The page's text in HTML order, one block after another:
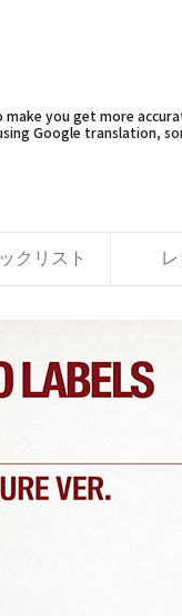
make you get more
Google translation,
クリスト